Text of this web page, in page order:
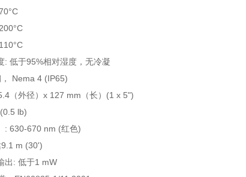
: 低于95%相对湿度，无冷凝
Nema 4 (IP65)
（外径）x 127 mm（长）(1 x 5")
lb)
: 630-670 nm (红色)
m (30')
出: 低于1 mW